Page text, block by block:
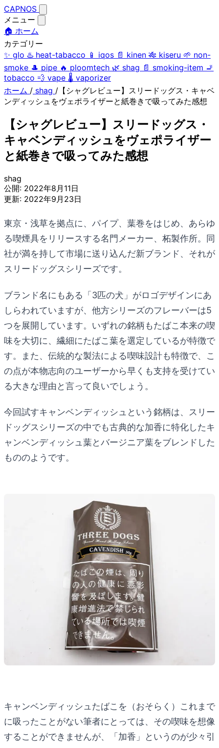
CAPNOS
メニュー
🏠 ホーム
カテゴリー
✨ glo ♨️ heat-tabacco 📱 iqos 📄 kinen 🎋 kiseru 🌱 non-
smoke 🎩 pipe 🔥 ploomtech 🌿 shag 📄 smoking-item 🚬
tobacco 💨 vape 🌡️ vaporizer
ホーム / shag / 【シャグレビュー】スリードッグス・キャベ
ンディッシュをヴェポライザーと紙巻きで吸ってみた感想
【シャグレビュー】スリードッグス・
キャベンディッシュをヴェポライザー
と紙巻きで吸ってみた感想
shag
公開: 2022年8月11日
更新: 2022年9月23日
東京・浅草を拠点に、パイプ、葉巻をはじめ、あらゆ
る喫煙具をリリースする名門メーカー、柘製作所。同
社が満を持して市場に送り込んだ新ブランド、それが
スリードッグスシリーズです。
ブランド名にもある「3匹の犬」がロゴデザインにあ
しらわれていますが、他方シリーズのフレーバーは5
つを展開しています。いずれの銘柄もたばこ本来の喫
味を大切に、繊細にたばこ葉を選定しているが特徴で
す。また、伝統的な製法による喫味設計も特徴で、こ
の点が本物志向のユーザーから早くも支持を受けてい
る大きな理由と言って良いでしょう。
今回試すキャンベンディッシュという銘柄は、スリー
ドッグスシリーズの中でも古典的な加香に特化したキ
ャンベンディッシュ葉とバージニア葉をブレンドした
もののようです。
キャンベンディッシュたばこを（おそらく）これまで
に吸ったことがない筆者にとっては、その喫味を想像
することができませんが、「加香」というのが少々引